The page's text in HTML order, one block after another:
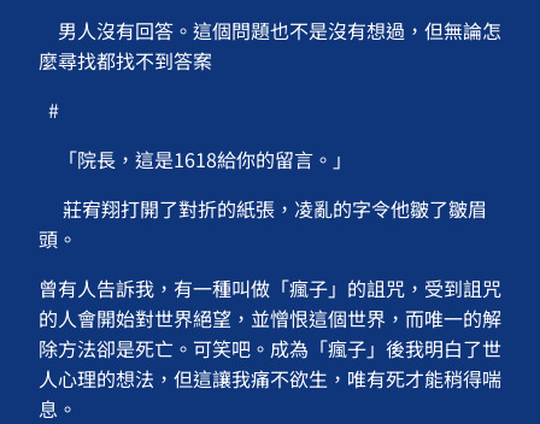
男人沒有回答。這個問題也不是沒有想過，但無論怎
麼尋找都找不到答案
#
「院長，這是1618給你的留言。」
莊宥翔打開了對折的紙張，凌亂的字令他皺了皺眉
頭。
曾有人告訴我，有一種叫做「瘋子」的詛咒，受到詛咒
的人會開始對世界絕望，並憎恨這個世界，而唯一的解
除方法卻是死亡。可笑吧。成為「瘋子」後我明白了世
人心理的想法，但這讓我痛不欲生，唯有死才能稍得喘
息。